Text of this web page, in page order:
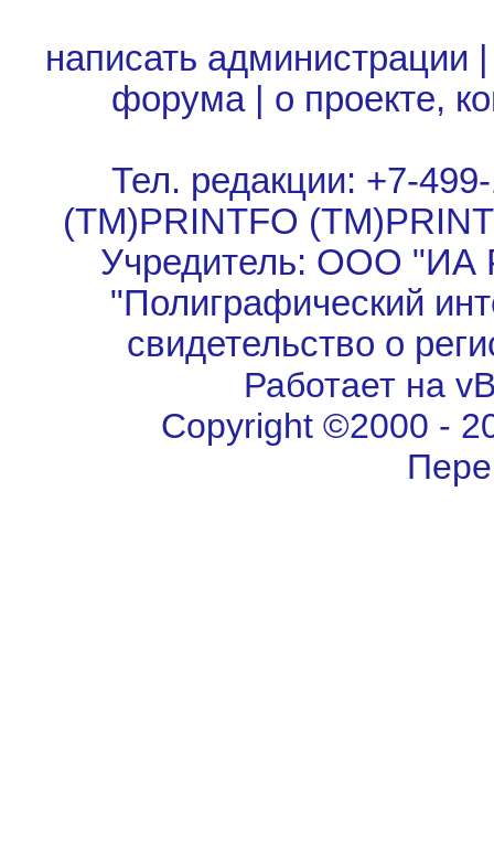
написать администрации
форума| о проекте,
Тел. редакции: +7-
(TM)PRINTFO
Учредитель: ООО "ИА
"Полиграфический
свидетельство о
Работает на
Copyright ©2000 -